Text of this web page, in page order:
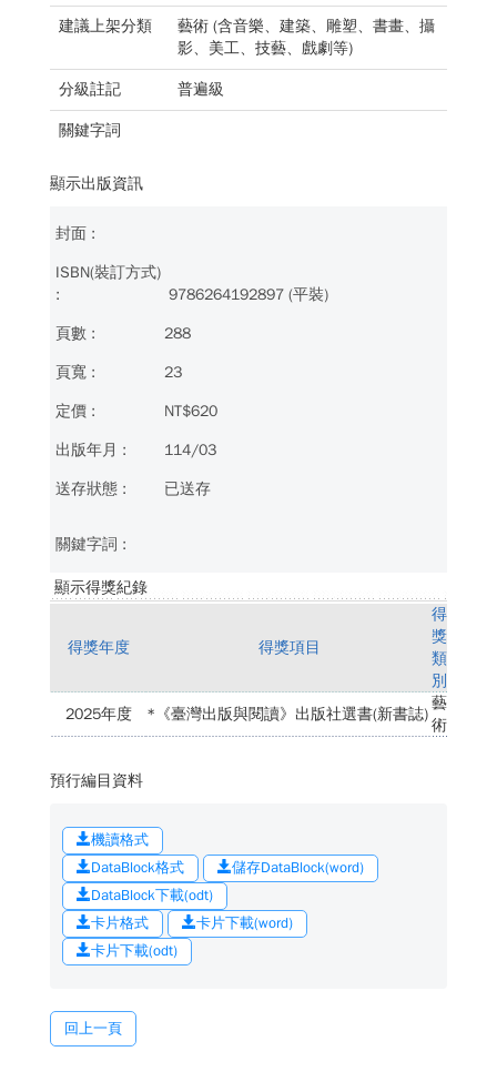
建議上架分類
藝術 (含音樂、建築、雕塑、書畫、攝
影、美工、技藝、戲劇等)
分級註記 普遍級
關鍵字詞
顯示出版資訊
9786264192897 (平裝)
288
23
NT$620
114/03
已送存
顯示得獎紀錄
得獎年度 得獎項目
得
獎
類
別
2025年度
*《臺灣出版與閱讀》出版社選書(新書誌)
藝
術
預行編目資料
機讀格式
DataBlock格式
儲存DataBlock(word)
DataBlock下載(odt)
卡片格式
卡片下載(word)
卡片下載(odt)
回上一頁